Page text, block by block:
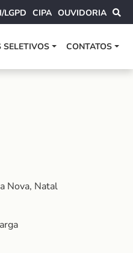
LGPD CIPA OUVIDORIA
SELETIVOS CONTATOS
Nova, Natal